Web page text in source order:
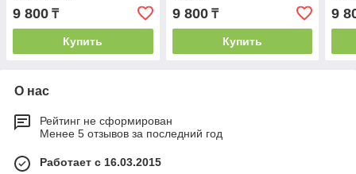
9 800 ₸
Купить
9 800₸
Купить
9
О нас
Рейтинг не сформирован
Менее 5 отзывов за последний год
Работает с 16.03.2015